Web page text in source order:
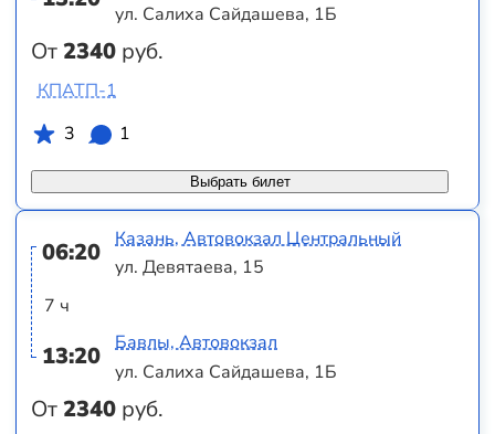
От2340 руб.
ул. Салиха Сайдашева, 1Б
Выбрать билет
КПАТП-1
3
1
06:20
7 ч
13:20
От2340 руб.
Казань, Автовокзал Центральный
ул. Девятаева, 15
Бавлы, Автовокзал
ул. Салиха Сайдашева, 1Б